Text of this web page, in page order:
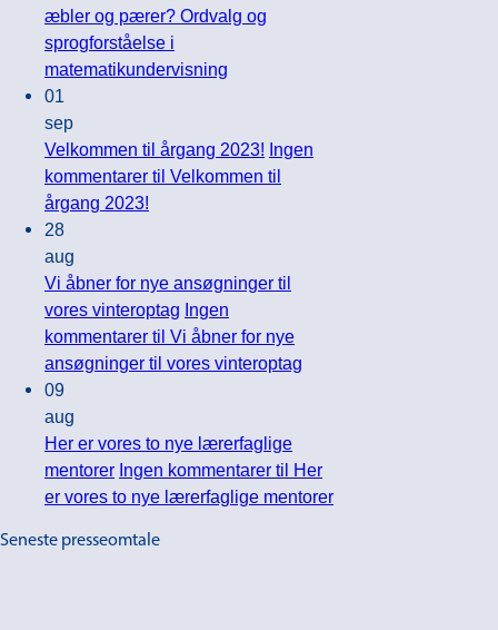
æbler og pærer? Ordvalg og
sprogforståelse i
matematikundervisning
01
sep
Velkommen til årgang 2023! Ingen
kommentarer til Velkommen til
årgang 2023!
28
aug
Vi åbner for nye ansøgninger til
vores vinteroptag Ingen
kommentarer til Vi åbner for nye
ansøgninger til vores vinteroptag
09
aug
Her er vores to nye lærerfaglige
mentorer Ingen kommentarer til Her
er vores to nye lærerfaglige mentorer
Seneste presseomtale